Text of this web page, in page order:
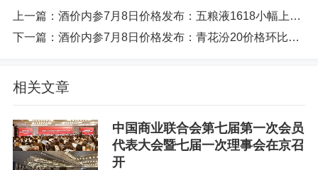
国际方面，26/27年度全球供应减产的预期
持续存在，全球棉市供需格局预计由宽松转为偏
候影响下，印度目前季风降雨明显低于往年同期水
26年度国内棉花虽大幅增产，纺纱产能扩张背景下
年度用棉消费也同比大增，年度末棉花资源预计仍
上一篇： 酒价内参7月8日价格发布：五粮液1618小幅上涨1元瓶
下一篇： 酒价内参7月8日价格发布：青花汾20价格环比昨日保持不变
相关文章
中国商业联合会第七届第一次会员
代表大会暨七届一次理事会在京召
开